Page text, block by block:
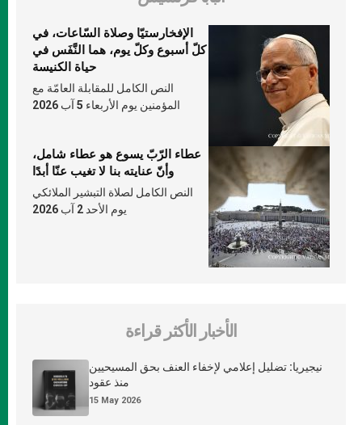
الإفخارستيّا وصلاة السّاعات، في
كلّ أسبوع وكلّ يوم، هما النَّفَس في
حياة الكنيسة
النص الكامل للمقابلة العامّة مع
المؤمنين يوم الأربعاء 5 آب 2026
عطاء الرّبّ يسوع هو عطاء شامل،
وأنّ عنايته بنا لا تغيب عنّا أبدًا
النص الكامل لصلاة التبشير الملائكي
يوم الأحد 2 آب 2026
الأخبار الأكثر قراءة
نيجيريا: تضليل إعلامي لإخفاء العنف بحق المسيحيين
منذ عقود
15 May 2026